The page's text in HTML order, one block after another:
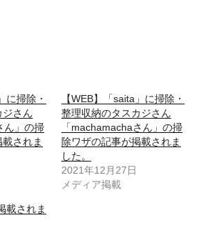
に掃除・
ジさん
ん」の掃
されま
【WEB】「saita」に掃除・
整理収納のタスカジさん
「machamachaさん」の掃
除ワザの記事が掲載されま
した。
2021年12月27日
メディア掲載
載されま